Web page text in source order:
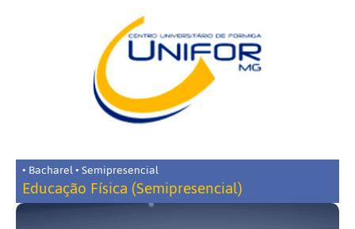
• Bacharel • Semipresencial
Educação Física (Semipresencial)